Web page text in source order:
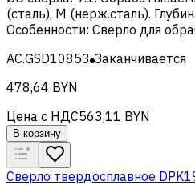
(сталь), M (нерж.сталь).
Особенности: Сверло для
AC.GSD10853 Заканчивается
478,64 BYN
Цена с НДС563,11 BYN
В корзину
Сверло твердосплавное